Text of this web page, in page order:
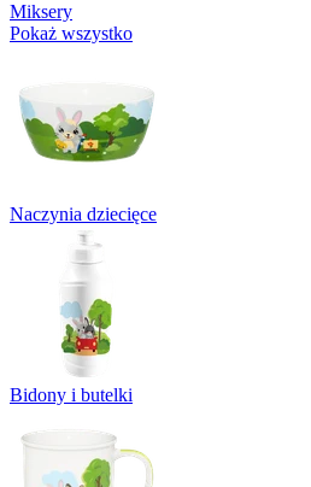
Miksery
Pokaż wszystko
Naczynia dziecięce
Bidony i butelki